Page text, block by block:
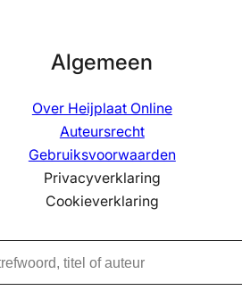
Algemeen
Over Heijplaat Online
Auteursrecht
Gebruiksvoorwaarden
Privacyverklaring
Cookieverklaring